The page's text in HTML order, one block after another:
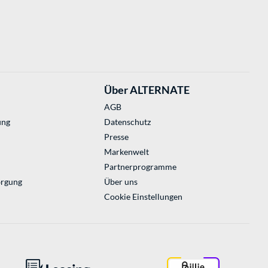
Über ALTERNATE
AGB
Datenschutz
Presse
Markenwelt
Partnerprogramme
Über uns
Cookie Einstellungen